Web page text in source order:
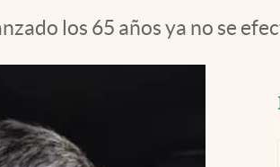
los 65 años ya no se